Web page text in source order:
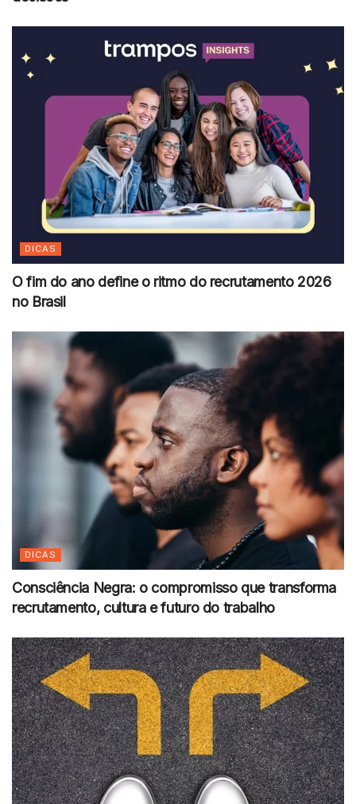
DICAS
O fim do ano define o ritmo do recrutamento 2026
no Brasil
DICAS
Consciência Negra: o compromisso que transforma
recrutamento, cultura e futuro do trabalho